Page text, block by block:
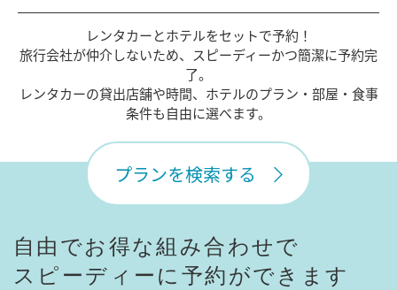
レンタカーとホテルをセットで予約！
旅行会社が仲介しないため、
スピーディーかつ簡潔に予約完
了。
レンタカーの貸出店舗や時間、 ホテルのプラン・部屋・食事
条件も自由に選べます。
プランを検索する
自由でお得な組み合わせで
スピーディーに予約ができます